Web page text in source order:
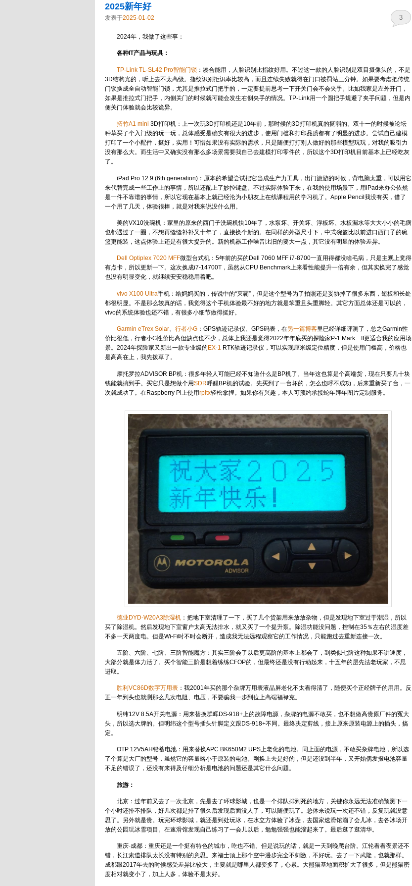
2025新年好
发表于2025-01-02 3
2024年，我做了这些事：
各种IT产品与玩具：
TP-Link TL-SL42 Pro智能门锁 ：凑合能用，人脸识别比指纹好用。不过这一款的人脸识别是双目摄像头的，不是
3D结构光的，听上去不太高级。指纹识别拒识率比较高，而且连续失败就得在门口被罚站三分钟。如果要考虑把传统
门锁换成全自动智能门锁，尤其是推拉式门把手的，一定要提前思考一下开关门会不会夹手。比如我家是左外开门，
如果是推拉式门把手，内侧关门的时候就可能会发生右侧夹手的情况。TP-Link用一个圆把手规避了夹手问题，但是内
侧关门体验就会比较诡异。
拓竹A1 mini 3D打印机：上一次玩3D打印机还是10年前，那时候的3D打印机真的挺弱的。双十一的时候被论坛
种草买了个入门级的玩一玩，总体感受是确实有很大的进步，使用门槛和打印品质都有了明显的进步。尝试自己建模
打印了一个小配件，挺好，实用！可惜如果没有实际的需求，只是随便打打别人做好的那些模型玩玩，对我的吸引力
没有那么大。而生活中又确实没有那么多场景需要我自己去建模打印零件的，所以这个3D打印机目前基本上已经吃灰
了。
iPad Pro 12.9 (6th generation)：原本的希望尝试把它当成生产力工具，出门旅游的时候，背电脑太重，可以用它
来代替完成一些工作上的事情，所以还配上了妙控键盘。不过实际体验下来，在我的使用场景下，用iPad来办公依然
是一件不靠谱的事情，所以它现在基本上就已经沦为小朋友上在线课程用的学习机了。Apple Pencil我没有买，借了
一个用了几天，体验很棒，就是对我来说没什么用。
美的VX10洗碗机：家里的原来的西门子洗碗机快10年了，水泵坏、开关坏、浮板坏、水板漏水等大大小小的毛病
也都遇过了一圈，不想再缝缝补补又十年了，直接换个新的。在同样的外型尺寸下，中式碗篮比以前进口西门子的碗
篮更能装，这点体验上还是有很大提升的。新的机器工作噪音比旧的要大一点，其它没有明显的体验差异。
Dell Optiplex 7020 MFF微型台式机：5年前的买的Dell 7060 MFF i7-8700一直用得都没啥毛病，只是主观上觉得
有点卡，所以更新一下。这次换成i7-14700T，虽然从CPU Benchmark上来看性能提升一倍有余，但其实换完了感觉
也没有明显变化，就继续安安稳稳用着吧。
vivo X100 Ultra手机：给妈妈买的，传说中的“灭霸”，但是这个型号为了拍照还是妥协掉了很多东西，短板和长处
都很明显。不是那么较真的话，我觉得这个手机体验最不好的地方就是笨重且头重脚轻。其它方面总体还是可以的，
vivo的系统体验也还不错，有很多小细节做得挺好。
Garmin eTrex Solar、 行者小G ：GPS轨迹记录仪、GPS码表，在另一篇博客里已经详细评测了，总之Garmin性
价比很低，行者小G性价比高但缺点也不少，总体上我还是觉得2022年年底买的探险家P-1 Mark II更适合我的应用场
景。2024年探险家又新出一款专业级的 EX-1 RTK轨迹记录仪，可以实现厘米级定位精度，但是使用门槛高，价格也
是高高在上，我先拨草了。
摩托罗拉ADVISOR BP机：很多年轻人可能已经不知道什么是BP机了。当年这也算是个高端货，现在只要几十块
钱能就搞到手。买它只是想做个用SDR呼醒BP机的试验。先买到了一台坏的，怎么也呼不成功，后来重新买了台，一
次就成功了。在Raspberry Pi上使用rpitx轻松拿捏。如果你有兴趣，本人可预约承接蛇年拜年图片定制服务。
德业DYD-W20A3除湿机 ：把地下室清理了一下，买了几个货架用来放放杂物，但是发现地下室过于潮湿，所以
买了除湿机。然后发现地下室窗户太高无法排水，就又买了一个提升泵。除湿功能没问题，控制在35％左右的湿度差
不多一天两度电。但是Wi-Fi时不时会断开，造成我无法远程观察它的工作情况，只能跑过去重新连接一次。
五阶、六阶、七阶、三阶智能魔方：其实三阶会了以后更高阶的基本上都会了，到类似七阶这种如果不讲速度，
大部分就是体力活了。买个智能三阶是想着练练CFOP的，但最终还是没有行动起来，十五年的层先法老玩家，不思
进取。
胜利VC86D数字万用表 ：我2001年买的那个杂牌万用表液晶屏老化不太看得清了，随便买个正经牌子的用用。反
正一年到头也就测那么几次电阻、电压，不要骗我一步到位上高端福禄克。
明纬12V 8.5A开关电源：用来替换群晖DS-918+上的故障电源，杂牌的电源不敢买，也不想做高贵原厂件的冤大
头，所以选大牌的。但明纬这个型号插头针脚定义跟DS-918+不同。最终决定剪线，接上原来原装电源上的插头，搞
定。
OTP 12V5AH铅蓄电池：用来替换APC BK650M2 UPS上老化的电池。同上面的电源，不敢买杂牌电池，所以选
了个算是大厂的型号，虽然它的容量略小于原装的电池。刚换上去是好的，但是还没到半年，又开始偶发报电池容量
不足的错误了，还没有来得及仔细分析是电池的问题还是其它什么问题。
旅游：
北京：过年前又去了一次北京，先是去了环球影城，也是一个排队排到死的地方，关键你永远无法准确预测下一
个小时还排不排队，好几次都是排了很久后发现后面没人了，可以随便玩了。总体来说玩一次还不错，反复玩就没意
思了。另外就是贵。玩完环球影城，就还是到处玩冰，在水立方体验了冰壶，去国家速滑馆溜了会儿冰，去各冰场开
放的公园玩冰雪项目。在速滑馆发现自己练习了一会儿以后，勉勉强强也能溜起来了。最后逛了逛清华。
重庆-成都：重庆还是一个挺有特色的城市，吃也不错。但是说玩的话，就是一天到晚爬台阶。江轮看看夜景还不
错，长江索道排队太长没有特别的意思。来福士顶上那个空中漫步完全不刺激，不好玩。去了一下武隆，也就那样。
成都跟2017年去的时候感受差异比较大，主要就是哪里人都变多了，心累。大熊猫基地面积扩大了很多，但是熊猫密
度相对就变小了，加上人多，体验不是太好。